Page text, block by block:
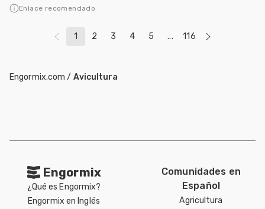
Enlace recomendado
1 2 3 4 5 ... 116
Engormix.com / Avicultura
Engormix
¿Qué es Engormix?
Engormix en Inglés
Comunidades en
Español
Agricultura